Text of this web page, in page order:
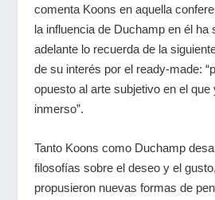
comenta Koons en aquella
la influencia de Duchamp en él ha
adelante lo recuerda de la
de su interés por el ready-made:
opuesto al arte subjetivo en el que
inmerso”.
Tanto Koons como Duchamp
filosofías sobre el deseo y el
propusieron nuevas formas de